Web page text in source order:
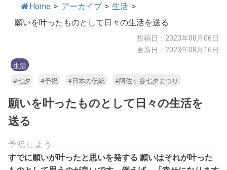
Home > アーカイブ > 生活 >
願いを叶ったものとして日々の生活を送る
投稿日：2023年08月06日
更新日：2023年08月16日
生活
#七夕
#予祝 #日本の伝統 #阿佐ヶ谷七夕まつり
願いを叶ったものとして日々の生活を
送る
予祝しよう
すでに願いが叶ったと思いを発する 願いはそれが叶った